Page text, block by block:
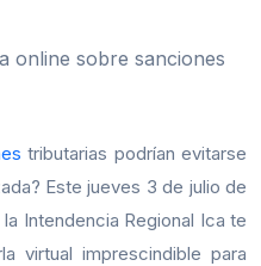
tributarias podrían evitarse
Este jueves 3 de julio de
Intendencia Regional Ica te
virtual imprescindible para